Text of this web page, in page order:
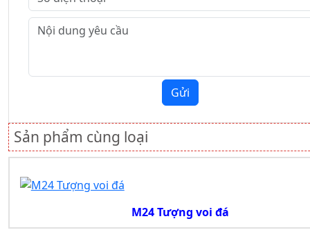
Gửi
Sản phẩm cùng loại
M24 Tượng voi đá